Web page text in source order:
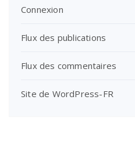
Connexion
Flux des publications
Flux des commentaires
Site de WordPress-FR